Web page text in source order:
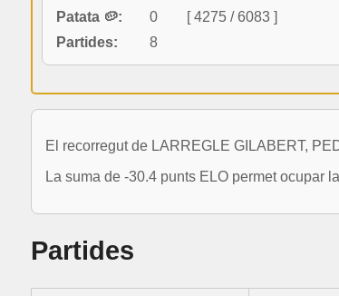
Patata 🥔:
0
[ 4275 / 6083 ]
Partides:
8
El recorregut de LARREGLE GILABERT,
La suma de -30.4 punts ELO permet ocupar
Partides